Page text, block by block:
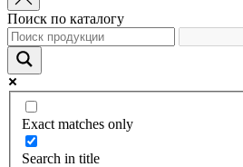
Поиск по каталогу
Exact matches only
Search in title